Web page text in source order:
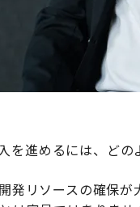
を進めるには、ど
発リソースの確保